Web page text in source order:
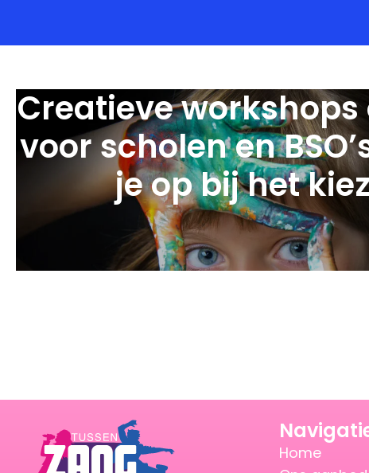
Creatieve
voor scholen en
je op bij het
Home